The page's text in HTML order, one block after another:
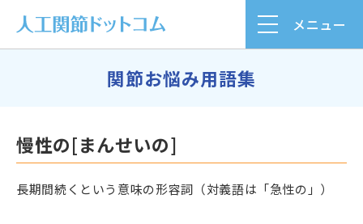
メニュー
関節お悩み用語集
慢性の[まんせいの]
長期間続くという意味の形容詞（対義語は「急性の」）